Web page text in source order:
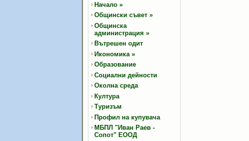
Начало »
Общински съвет »
Общинска
администрация »
Вътрешен одит
Икономика »
Образование
Социални дейности
Околна среда
Култура
Туризъм
Профил на купувача
МБПЛ "Иван Раев -
Сопот" ЕООД